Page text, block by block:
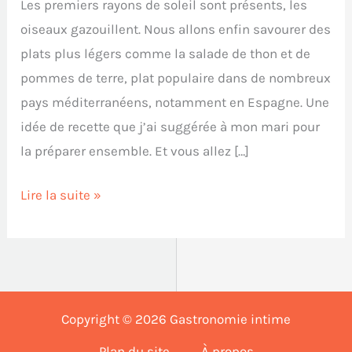
Les premiers rayons de soleil sont présents, les
oiseaux gazouillent. Nous allons enfin savourer des
plats plus légers comme la salade de thon et de
pommes de terre, plat populaire dans de nombreux
pays méditerranéens, notamment en Espagne. Une
idée de recette que j’ai suggérée à mon mari pour
la préparer ensemble. Et vous allez […]
Lire la suite »
Copyright © 2026 Gastronomie intime